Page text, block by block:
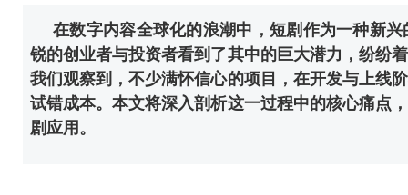
在数字内容全球化的浪潮中，短剧作为一种新
锐的创业者与投资者看到了其中的巨大潜力，纷纷
我们观察到，不少满怀信心的项目，在开发与上线
试错成本。本文将深入剖析这一过程中的核心痛点
剧应用。